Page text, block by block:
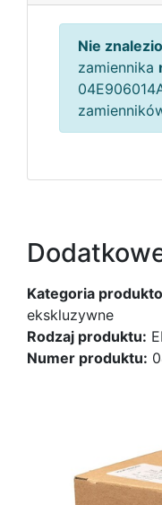
Nie
zamiennika
Kategoria
ekskluzywne
Rodzaj produktu:
Numer produktu: